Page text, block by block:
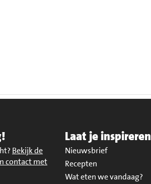
Bekijk de
contact met
Laat je inspireren
Nieuwsbrief
Recepten
Wat eten we vandaag?